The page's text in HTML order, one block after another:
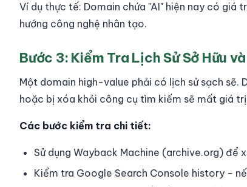
Ví dụ thực tế: Domain chứa "AI" hiện nay có giá
hướng công nghệ nhân tạo.
Bước 3: Kiểm Tra Lịch Sử Sở Hữu
Một domain high-value phải có lịch sử sạch sẽ.
hoặc bị xóa khỏi công cụ tìm kiếm sẽ mất giá
Các bước kiểm tra chi tiết:
Sử dụng Wayback Machine (archive.org) để
Kiểm tra Google Search Console history -